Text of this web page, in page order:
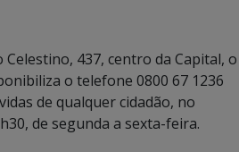
Celestino, 437, centro da Capital, o
o telefone 0800 67 1236
de qualquer cidadão, no
de segunda a sexta-feira.